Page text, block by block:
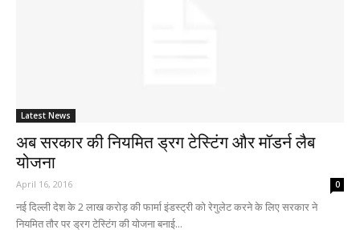
Latest News
अब सरकार की नियमित ड्रग टेस्टिंग और मॉडर्न लैब
योजना
April 16, 2016 0
नई दिल्ली देश के 2 लाख करोड़ की फार्मा इंडस्ट्री को रेगुलेट करने के लिए सरकार ने
नियमित तौर पर ड्रग टेस्टिंग की योजना बनाई...